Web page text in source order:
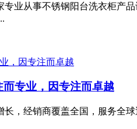
业从事不锈钢阳台洗衣柜产
专业，因专注而卓越
，经销商覆盖全国，服务全